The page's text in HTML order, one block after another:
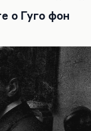
о Гуго фон